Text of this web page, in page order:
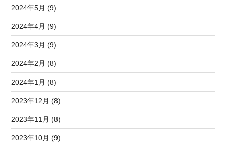
2024年5月 (9)
2024年4月 (9)
2024年3月 (9)
2024年2月 (8)
2024年1月 (8)
2023年12月 (8)
2023年11月 (8)
2023年10月 (9)